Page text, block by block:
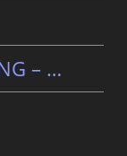
– …